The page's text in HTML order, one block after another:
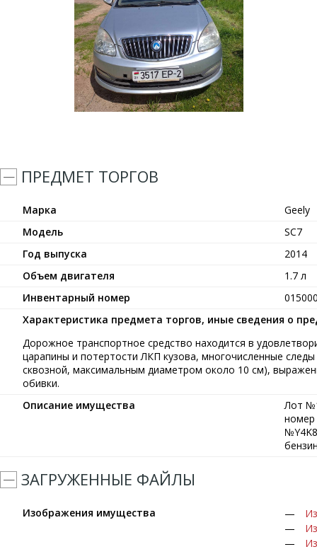
ПРЕДМЕТ ТОРГОВ
Марка
Geely
Модель
SC7
Год выпуска
2014
Объем двигателя
1.7 л
Инвентарный номер
Характеристика предмета торгов, иные сведения о
Дорожное транспортное средство находится в
царапины и потертости ЛКП кузова, многочисленные
сквозной, максимальным диаметром около 10 см),
обивки.
Описание имущества
Лот
номер
ЗАГРУЖЕННЫЕ ФАЙЛЫ
Изображения имущества